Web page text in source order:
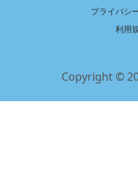
プライバシ
利用
Copyright ©